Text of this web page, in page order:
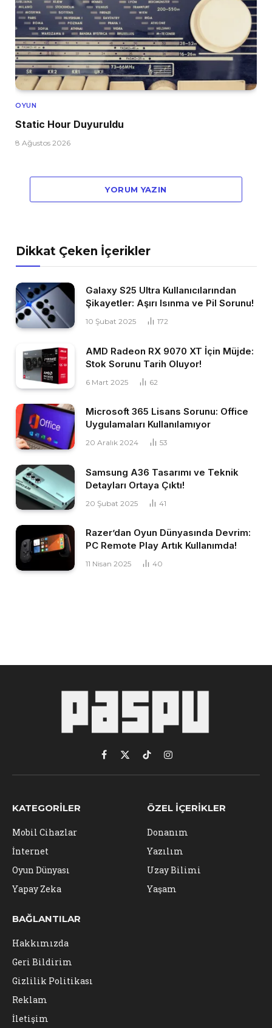
OYUN
Static Hour Duyuruldu
8 Ağustos 2026
YORUM YAZIN
Dikkat Çeken İçerikler
Galaxy S25 Ultra Kullanıcılarından
Şikayetler: Aşırı Isınma ve Pil Sorunu!
10 Şubat 2025 172
AMD Radeon RX 9070 XT İçin Müjde:
Stok Sorunu Tarih Oluyor!
6 Mart 2025 62
Microsoft 365 Lisans Sorunu: Office
Uygulamaları Kullanılamıyor
20 Aralık 2024 53
Samsung A36 Tasarımı ve Teknik
Detayları Ortaya Çıktı!
20 Şubat 2025 41
Razer’dan Oyun Dünyasında Devrim:
PC Remote Play Artık Kullanımda!
11 Nisan 2025 40
Facebook
X
(Twitter)
TikTokInstagram
KATEGORILER
Mobil Cihazlar
İnternet
Oyun Dünyası
Yapay Zeka
ÖZEL İÇERIKLER
Donanım
Yazılım
Uzay Bilimi
Yaşam
BAĞLANTILAR
Hakkımızda
Geri Bildirim
Gizlilik Politikası
Reklam
İletişim